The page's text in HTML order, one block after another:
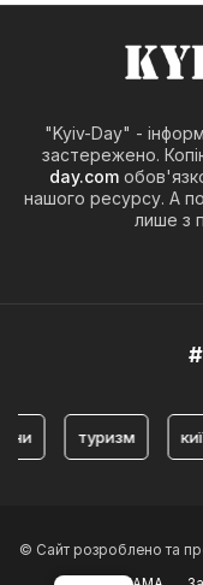
"Kyiv-Day" -
застережено.
day.com
нашого ресурсу. А
лише з
туризм
© Сайт розроблено та